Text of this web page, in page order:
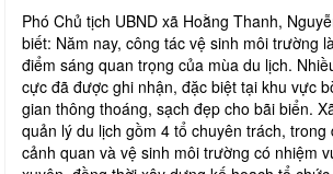
Phó Chủ tịch UBND xã Hoằng Thanh,
biết: Năm nay, công tác vệ sinh môi trường
điểm sáng quan trọng của mùa du lịch.
cực đã được ghi nhận, đặc biệt tại khu vực
gian thông thoáng, sạch đẹp cho bãi biển.
quản lý du lịch gồm 4 tổ chuyên trách, trong
cảnh quan và vệ sinh môi trường có nhiệm